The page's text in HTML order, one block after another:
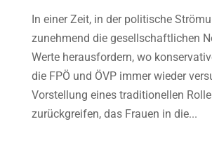
In einer Zeit, in der politische
zunehmend die gesellschaftlichen
Werte herausfordern, wo
die FPÖ und ÖVP immer wieder
Vorstellung eines traditionellen
zurückgreifen, das Frauen in die...